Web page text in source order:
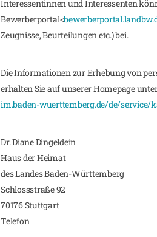
Interessentinnen und Interessenten
Bewerberportal<
Zeugnisse, Beurteilungen etc.) bei.
Die Informationen zur Erhebung von
erhalten Sie auf unserer Homepage
im.baden-wuerttemberg.de/de/
Dr. Diane Dingeldein
Haus der Heimat
des Landes Baden-Württemberg
Schlossstraße 92
70176 Stuttgart
Telefon